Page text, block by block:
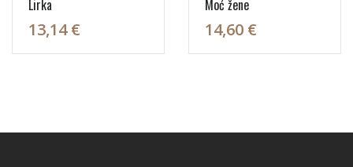
Lirka
13,14 €
Moć žene
14,60 €